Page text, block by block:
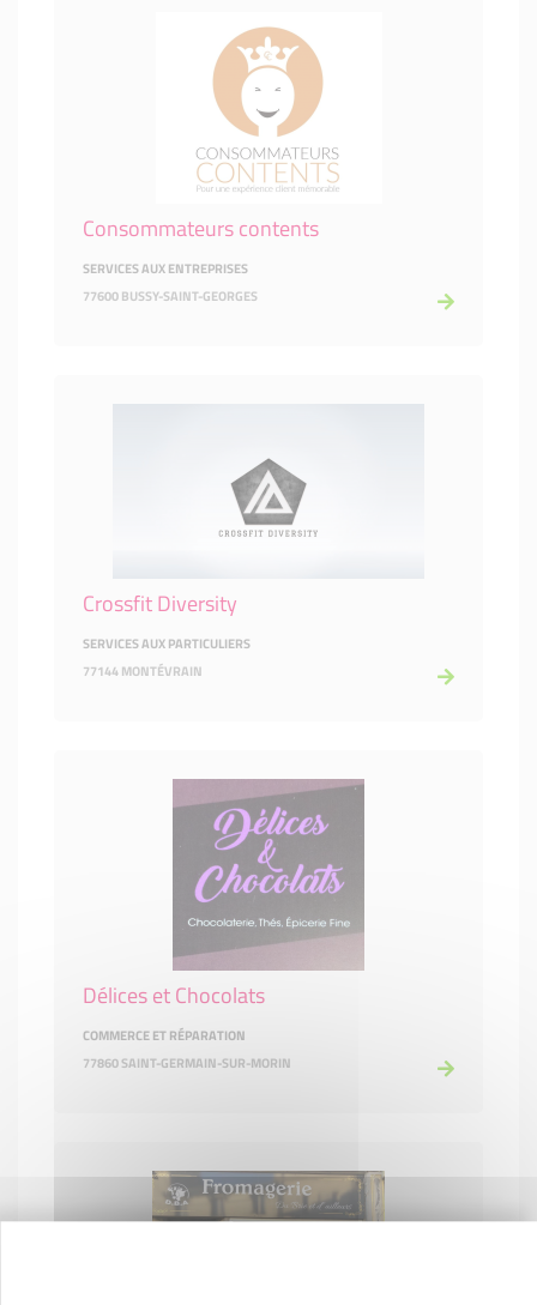
Consommateurs contents
SERVICES AUX ENTREPRISES
77600 BUSSY-SAINT-GEORGES
Crossfit Diversity
SERVICES AUX PARTICULIERS
77144 MONTÉVRAIN
Délices et Chocolats
COMMERCE ET RÉPARATION
77860 SAINT-GERMAIN-SUR-MORIN